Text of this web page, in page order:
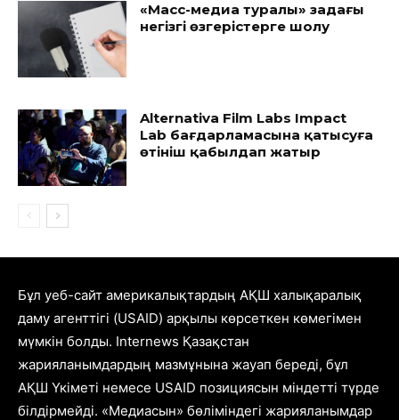
«Масс-медиа туралы» заңдағы
негізгі өзгерістерге шолу
Alternativa Film Labs Impact
Lab бағдарламасына қатысуға
өтініш қабылдап жатыр
Бұл уеб-сайт америкалықтардың АҚШ халықаралық
даму агенттігі (USAID) арқылы көрсеткен көмегімен
мүмкін болды. Internews Қазақстан
жарияланымдардың мазмұнына жауап береді, бұл
АҚШ Үкіметі немесе USAID позициясын міндетті түрде
білдірмейді. «Медиасын» бөліміндегі жарияланымдар